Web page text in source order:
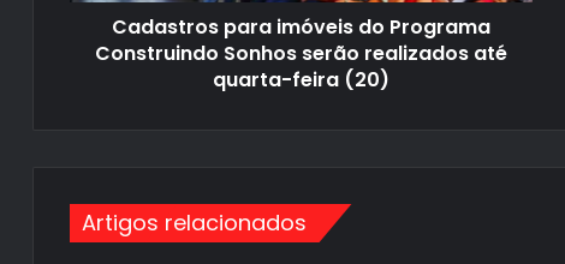
r
Cadastros para imóveis do Programa
Construindo Sonhos serão realizados até
quarta-feira (20)
Artigos relacionados